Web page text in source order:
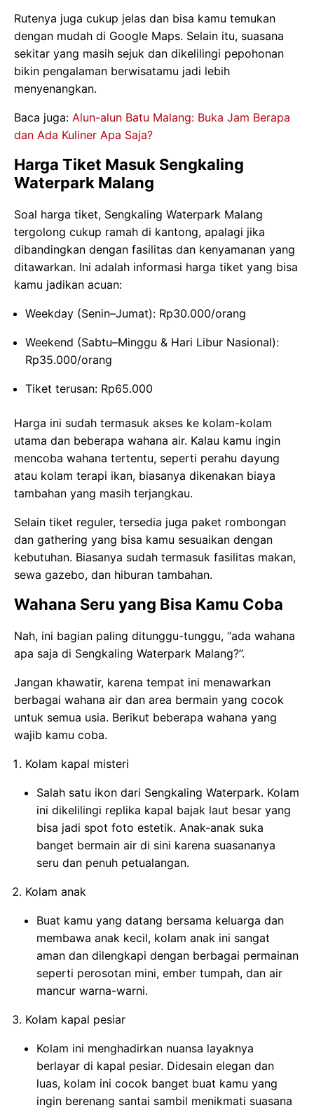
Rutenya juga cukup jelas dan bisa kamu temukan
dengan mudah di Google Maps. Selain itu, suasana
sekitar yang masih sejuk dan dikelilingi pepohonan
bikin pengalaman berwisatamu jadi lebih
menyenangkan.
Baca juga: Alun-alun Batu Malang: Buka Jam Berapa
dan Ada Kuliner Apa Saja?
Harga Tiket Masuk Sengkaling
Waterpark Malang
Soal harga tiket, Sengkaling Waterpark Malang
tergolong cukup ramah di kantong, apalagi jika
dibandingkan dengan fasilitas dan kenyamanan yang
ditawarkan. Ini adalah informasi harga tiket yang bisa
kamu jadikan acuan:
Weekday (Senin–Jumat): Rp30.000/orang
Weekend (Sabtu–Minggu & Hari Libur Nasional):
Rp35.000/orang
Tiket terusan: Rp65.000
Harga ini sudah termasuk akses ke kolam-kolam
utama dan beberapa wahana air. Kalau kamu ingin
mencoba wahana tertentu, seperti perahu dayung
atau kolam terapi ikan, biasanya dikenakan biaya
tambahan yang masih terjangkau.
Selain tiket reguler, tersedia juga paket rombongan
dan gathering yang bisa kamu sesuaikan dengan
kebutuhan. Biasanya sudah termasuk fasilitas makan,
sewa gazebo, dan hiburan tambahan.
Wahana Seru yang Bisa Kamu Coba
Nah, ini bagian paling ditunggu-tunggu, “ada wahana
apa saja di Sengkaling Waterpark Malang?”.
Jangan khawatir, karena tempat ini menawarkan
berbagai wahana air dan area bermain yang cocok
untuk semua usia. Berikut beberapa wahana yang
wajib kamu coba.
Kolam kapal misteri
Salah satu ikon dari Sengkaling Waterpark. Kolam
ini dikelilingi replika kapal bajak laut besar yang
bisa jadi spot foto estetik. Anak-anak suka
banget bermain air di sini karena suasananya
seru dan penuh petualangan.
Kolam anak
Buat kamu yang datang bersama keluarga dan
membawa anak kecil, kolam anak ini sangat
aman dan dilengkapi dengan berbagai permainan
seperti perosotan mini, ember tumpah, dan air
mancur warna-warni.
Kolam kapal pesiar
Kolam ini menghadirkan nuansa layaknya
berlayar di kapal pesiar. Didesain elegan dan
luas, kolam ini cocok banget buat kamu yang
ingin berenang santai sambil menikmati suasana